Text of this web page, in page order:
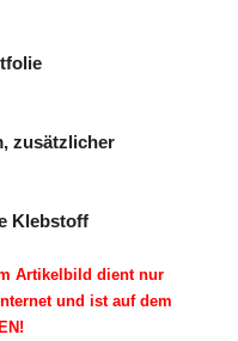
zusätzlicher
Klebstoff
Artikelbild dient nur
und ist auf dem